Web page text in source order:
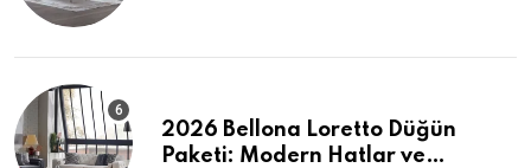
2026 Bellona Loretto Düğün
Paketi: Modern Hatlar ve